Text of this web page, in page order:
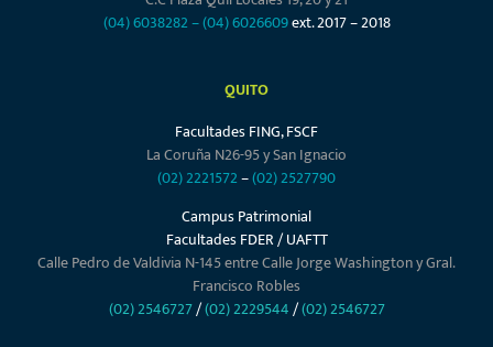
(04) 6038282–(04) 6026609ext. 2017 – 2018
QUITO
Facultades FING, FSCF
La Coruña N26-95 y San Ignacio
(02) 2221572–(02) 2527790
Campus Patrimonial
Facultades FDER / UAFTT
Calle Pedro de Valdivia N-145 entre Calle Jorge Washington y Gral.
Francisco Robles
(02) 2546727/(02) 2229544/(02) 2546727